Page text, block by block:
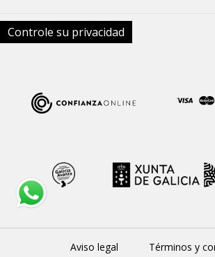
Controle su privacidad
Aviso legal Términos y